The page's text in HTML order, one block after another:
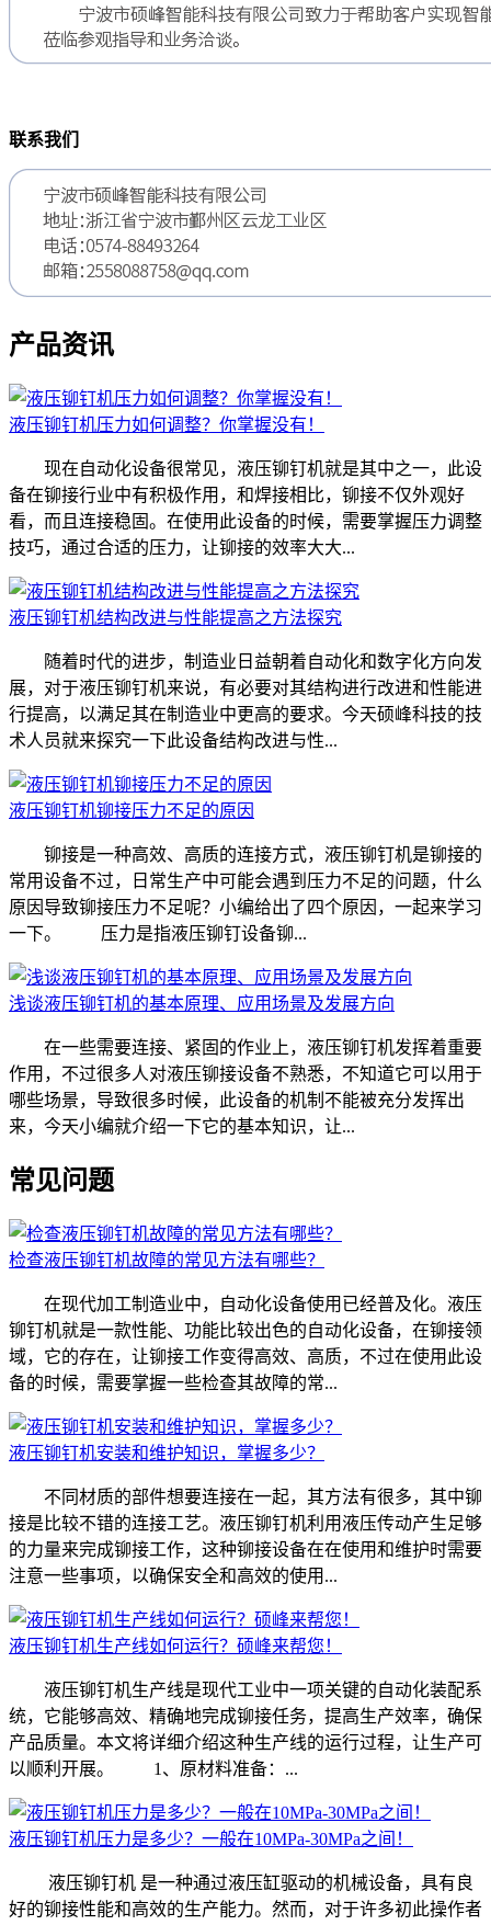
联系我们
产品资讯
液压铆钉机压力如何调整？你掌握没有！
现在自动化设备很常见，液压铆钉机就是其中之一，此设
备在铆接行业中有积极作用，和焊接相比，铆接不仅外观好
看，而且连接稳固。在使用此设备的时候，需要掌握压力调整
技巧，通过合适的压力，让铆接的效率大大...
液压铆钉机结构改进与性能提高之方法探究
随着时代的进步，制造业日益朝着自动化和数字化方向发
展，对于液压铆钉机来说，有必要对其结构进行改进和性能进
行提高，以满足其在制造业中更高的要求。今天硕峰科技的技
术人员就来探究一下此设备结构改进与性...
液压铆钉机铆接压力不足的原因
铆接是一种高效、高质的连接方式，液压铆钉机是铆接的
常用设备不过，日常生产中可能会遇到压力不足的问题，什么
原因导致铆接压力不足呢？小编给出了四个原因，一起来学习
一下。 压力是指液压铆钉设备铆...
浅谈液压铆钉机的基本原理、应用场景及发展方向
在一些需要连接、紧固的作业上，液压铆钉机发挥着重要
作用，不过很多人对液压铆接设备不熟悉，不知道它可以用于
哪些场景，导致很多时候，此设备的机制不能被充分发挥出
来，今天小编就介绍一下它的基本知识，让...
常见问题
检查液压铆钉机故障的常见方法有哪些？
在现代加工制造业中，自动化设备使用已经普及化。液压
铆钉机就是一款性能、功能比较出色的自动化设备，在铆接领
域，它的存在，让铆接工作变得高效、高质，不过在使用此设
备的时候，需要掌握一些检查其故障的常...
液压铆钉机安装和维护知识，掌握多少？
不同材质的部件想要连接在一起，其方法有很多，其中铆
接是比较不错的连接工艺。液压铆钉机利用液压传动产生足够
的力量来完成铆接工作，这种铆接设备在在使用和维护时需要
注意一些事项，以确保安全和高效的使用...
液压铆钉机生产线如何运行？硕峰来帮您！
液压铆钉机生产线是现代工业中一项关键的自动化装配系
统，它能够高效、精确地完成铆接任务，提高生产效率，确保
产品质量。本文将详细介绍这种生产线的运行过程，让生产可
以顺利开展。 1、原材料准备：...
液压铆钉机压力是多少？一般在10MPa-30MPa之间！
液压铆钉机 是一种通过液压缸驱动的机械设备，具有良
好的铆接性能和高效的生产能力。然而，对于许多初此操作者